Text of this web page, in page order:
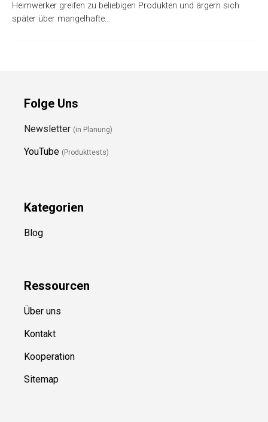
Heimwerker greifen zu beliebigen Produkten und ärgern sich
später über mangelhafte…
Folge Uns
Newsletter (in Planung)
YouTube (Produkttests)
Kategorien
Blog
Ressourcen
Über uns
Kontakt
Kooperation
Sitemap